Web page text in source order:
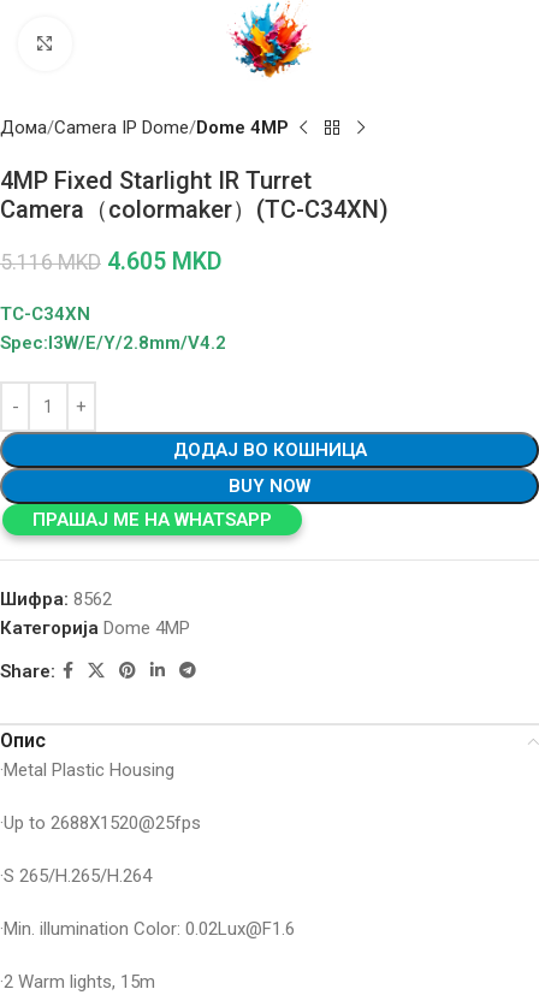
Дома Camera IP Dome Dome 4MP
4MP Fixed Starlight IR Turret
Camera（colormaker）(TC-C34XN)
5.116MKD 4.605 MKD
TC-C34XN
Spec:I3W/E/Y/2.8mm/V4.2
ДОДАЈ ВО КОШНИЦА
BUY NOW
ПРАШАЈ МЕ НА WHATSAPP
Шифра: 8562
Категорија Dome 4MP
Share:
Опис
·Metal Plastic Housing
·Up to 2688X1520@25fps
·S 265/H.265/H.264
·Min. illumination Color: 0.02Lux@F1.6
·2 Warm lights, 15m